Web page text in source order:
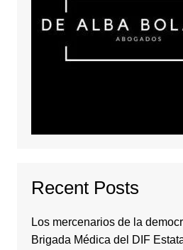
Recent Posts
Los mercenarios de la
Brigada Médica del DIF